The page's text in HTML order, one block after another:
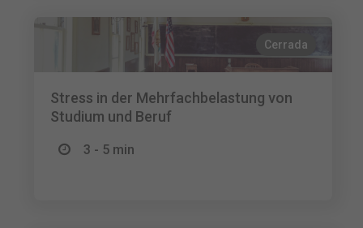
Cerrada
Stress in der Mehrfachbelastung von
Studium und Beruf
3 - 5 min